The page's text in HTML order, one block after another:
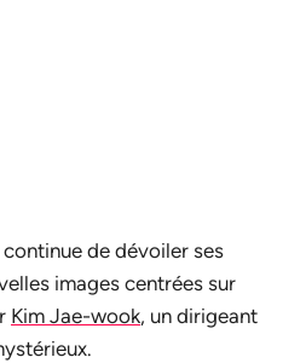
continue de dévoiler ses
images centrées sur
Kim Jae-wook, un dirigeant